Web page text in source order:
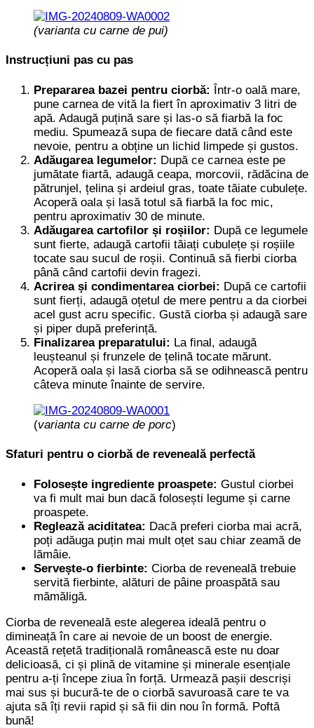
(varianta cu carne de pui)
Instrucțiuni pas cu pas
Prepararea bazei pentru ciorbă: Într-o oală mare,
pune carnea de vită la fiert în aproximativ 3 litri de
apă. Adaugă puțină sare și las-o să fiarbă la foc
mediu. Spumează supa de fiecare dată când este
nevoie, pentru a obține un lichid limpede și gustos.
Adăugarea legumelor: După ce carnea este pe
jumătate fiartă, adaugă ceapa, morcovii, rădăcina de
pătrunjel, țelina și ardeiul gras, toate tăiate cubulețe.
Acoperă oala și lasă totul să fiarbă la foc mic,
pentru aproximativ 30 de minute.
Adăugarea cartofilor și roșiilor: După ce legumele
sunt fierte, adaugă cartofii tăiați cubulețe și roșiile
tocate sau sucul de roșii. Continuă să fierbi ciorba
până când cartofii devin fragezi.
Acrirea și condimentarea ciorbei: După ce cartofii
sunt fierți, adaugă oțetul de mere pentru a da ciorbei
acel gust acru specific. Gustă ciorba și adaugă sare
și piper după preferință.
Finalizarea preparatului: La final, adaugă
leușteanul și frunzele de țelină tocate mărunt.
Acoperă oala și lasă ciorba să se odihnească pentru
câteva minute înainte de servire.
(varianta cu carne de porc)
Sfaturi pentru o ciorbă de reveneală perfectă
Folosește ingrediente proaspete: Gustul ciorbei
va fi mult mai bun dacă folosești legume și carne
proaspete.
Reglează aciditatea: Dacă preferi ciorba mai acră,
poți adăuga puțin mai mult oțet sau chiar zeamă de
lămâie.
Servește-o fierbinte: Ciorba de reveneală trebuie
servită fierbinte, alături de pâine proaspătă sau
mămăligă.
Ciorba de reveneală este alegerea ideală pentru o
dimineață în care ai nevoie de un boost de energie.
Această rețetă tradițională românească este nu doar
delicioasă, ci și plină de vitamine și minerale esențiale
pentru a-ți începe ziua în forță. Urmează pașii descriși
mai sus și bucură-te de o ciorbă savuroasă care te va
ajuta să îți revii rapid și să fii din nou în formă. Poftă
bună!